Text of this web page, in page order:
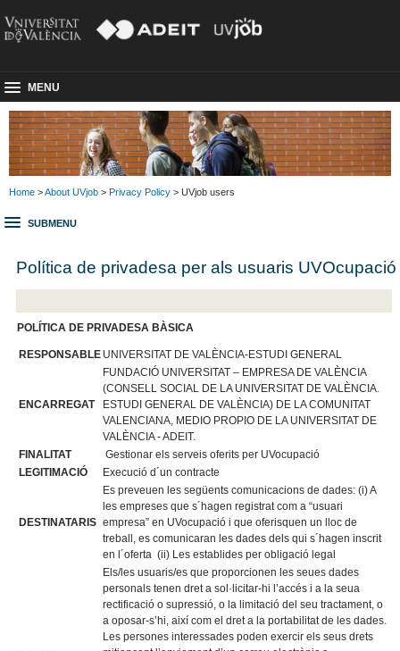
MENU
Home >About UVjob > Privacy Policy > UVjob users
SUBMENU
Política de privadesa per als usuaris UVOcupació
POLÍTICA DE PRIVADESA BÀSICA
RESPONSABLE UNIVERSITAT DE VALÈNCIA-ESTUDI GENERAL
ENCARREGAT
FUNDACIÓ UNIVERSITAT – EMPRESA DE VALÈNCIA
(CONSELL SOCIAL DE LA UNIVERSITAT DE VALÈNCIA.
ESTUDI GENERAL DE VALÈNCIA) DE LA COMUNITAT
VALENCIANA, MEDIO PROPIO DE LA UNIVERSITAT DE
VALÈNCIA - ADEIT.
FINALITAT
Gestionar els serveis oferits per UVocupació
LEGITIMACIÓ
Execució d´un contracte
DESTINATARIS
Es preveuen les següents comunicacions de dades: (i) A
les empreses que s´hagen registrat com a “usuari
empresa” en UVocupació i que oferisquen un lloc de
treball, es comunicaran les dades dels qui s´hagen inscrit
en l´oferta (ii) Les establides per obligació legal
Els/les usuaris/es que proporcionen les seues dades
personals tenen dret a sol·licitar-hi l’accés i a la seua
rectificació o supressió, o la limitació del seu tractament, o
a oposar-s’hi, així com el dret a la portabilitat de les dades.
Les persones interessades poden exercir els seus drets